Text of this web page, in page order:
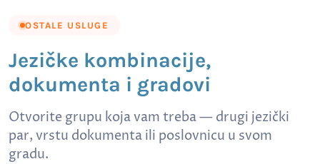
OSTALE USLUGE
Jezičke kombinacije,
dokumenta i gradovi
Otvorite grupu koja vam treba — drugi jezički
par, vrstu dokumenta ili poslovnicu u svom
gradu.